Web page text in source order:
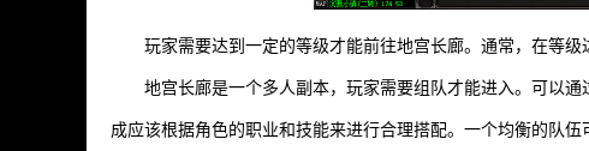
玩家需要达到一定的等级才能前往地宫长廊。通常，在等级
地宫长廊是一个多人副本，玩家需要组队才能进入。可以
成应该根据角色的职业和技能来进行合理搭配。一个均衡的队伍